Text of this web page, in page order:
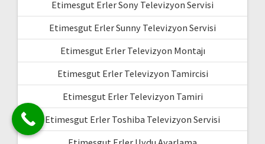
Etimesgut Erler Sony Televizyon Servisi
Etimesgut Erler Sunny Televizyon Servisi
Etimesgut Erler Televizyon Montajı
Etimesgut Erler Televizyon Tamircisi
Etimesgut Erler Televizyon Tamiri
Etimesgut Erler Toshiba Televizyon Servisi